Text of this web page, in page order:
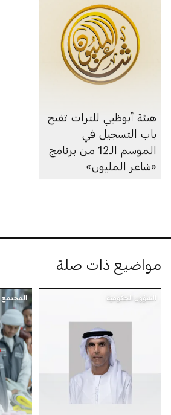
هيئة أبوظبي للتراث تفتح
باب التسجيل في
الموسم الـ12 من برنامج
«شاعر المليون»
مواضيع ذات صلة
الشؤون الحكومية المجتمع